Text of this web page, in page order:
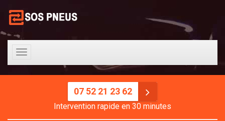
Toggle
navigation
07 52 21 23 62
Intervention rapide en 30 minutes